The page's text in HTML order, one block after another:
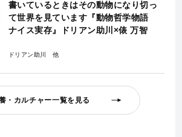
書いているときはその動物になり切っ
て世界を見ています『動物哲学物語
ナイス実存』ドリアン助川×俵 万智
ドリアン助川
・カルチャー一覧を見る